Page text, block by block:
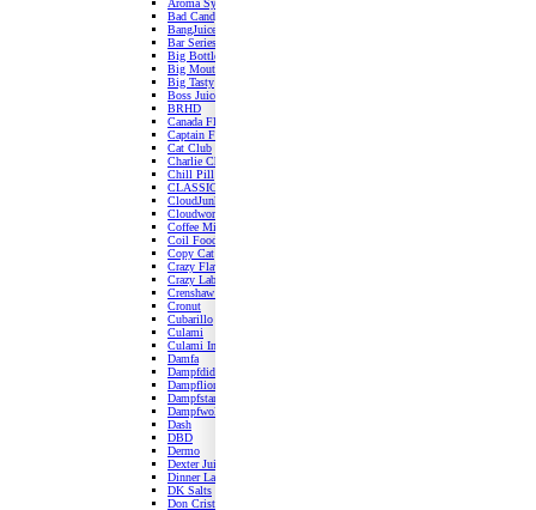
Aroma Syndikat
Bad Candy
BangJuice
Bar Series
Big Bottle
Big Mouth
Big Tasty
Boss Juice
BRHD
Canada Flavor
Captain Foggy
Cat Club
Charlie Chulk Dusk
Chill Pill
CLASSIC Dampf Co.
CloudJunkie
Cloudworks
Coffee Mill
Coil Food
Copy Cat
Crazy Flavour
Crazy Lab
Crenshaw Flavours
Cronut
Cubarillo
Culami
Culami Infusion
Damfa
Dampfdidas
Dampflion
Dampfstar
Dampfwolke 7
Dash
DBD
Dermo
Dexter Juice Lab
Dinner Lady
DK Salts
Don Cristo